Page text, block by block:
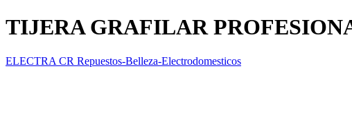
TIJERA GRAFILAR
ELECTRA CR Repuestos-Belleza-Electrodomesticos